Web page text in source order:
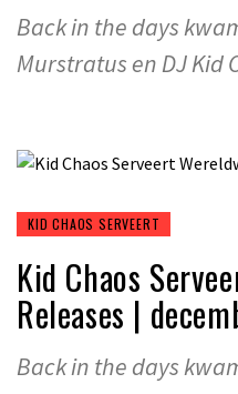
Back in the days
Murstratus en DJ Kid
KID CHAOS SERVEERT
Kid Chaos
Releases |
Back in the days